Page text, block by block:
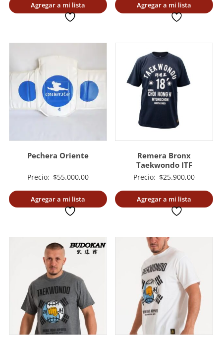
Agregar a mi lista
Agregar a mi lista
Pechera Oriente
Precio: $55.000,00
Agregar a mi lista
Remera Bronx
Taekwondo ITF
Precio: $25.900,00
Agregar a mi lista